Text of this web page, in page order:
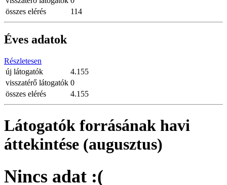
összes elérés
114
Éves adatok
Részletesen
új látogatók
4.155
visszatérő látogatók 0
összes elérés
4.155
Látogatók forrásának havi
áttekintése (augusztus)
Nincs adat :(